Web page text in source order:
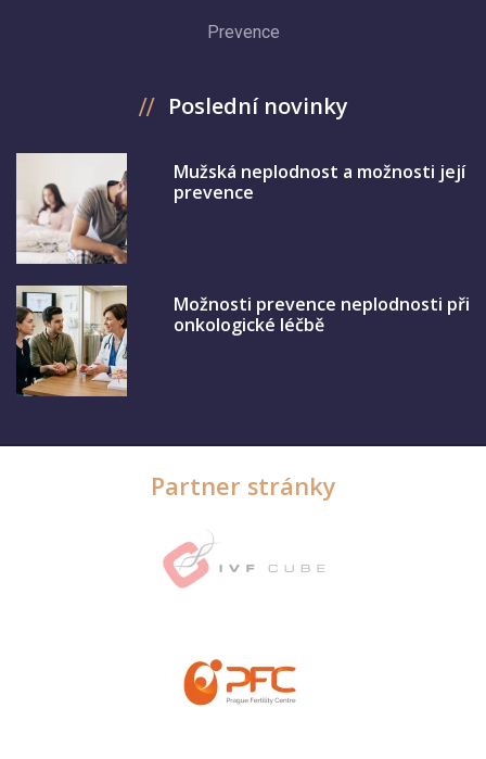
Prevence
Poslední novinky
Mužská neplodnost a možnosti její
prevence
Možnosti prevence neplodnosti při
onkologické léčbě
Partner stránky